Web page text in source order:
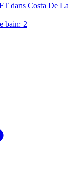
dans Costa De La
bain: 2